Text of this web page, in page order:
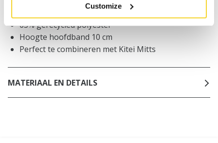
Customize
Hoofdband met gekruist detail aan de voorkant
63% gerecycled polyester
Hoogte hoofdband 10 cm
Perfect te combineren met Kitei Mitts
MATERIAAL EN DETAILS